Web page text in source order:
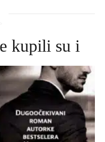
kupili su i